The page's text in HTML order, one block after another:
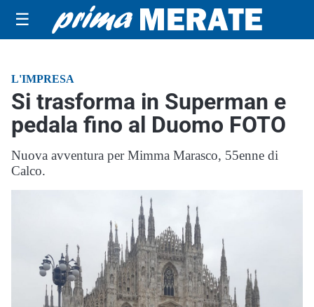
☰
L'IMPRESA
Si trasforma in Superman e
pedala fino al Duomo FOTO
Nuova avventura per Mimma Marasco, 55enne di
Calco.